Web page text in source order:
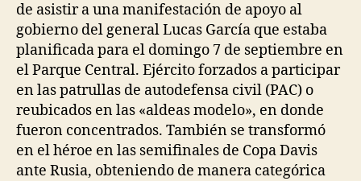
de asistir a una manifestación de apoyo al
gobierno del general Lucas García que estaba
planificada para el domingo 7 de septiembre en
el Parque Central. Ejército forzados a participar
en las patrullas de autodefensa civil (PAC) o
reubicados en las «aldeas modelo», en donde
fueron concentrados. También se transformó
en el héroe en las semifinales de Copa Davis
ante Rusia, obteniendo de manera categórica